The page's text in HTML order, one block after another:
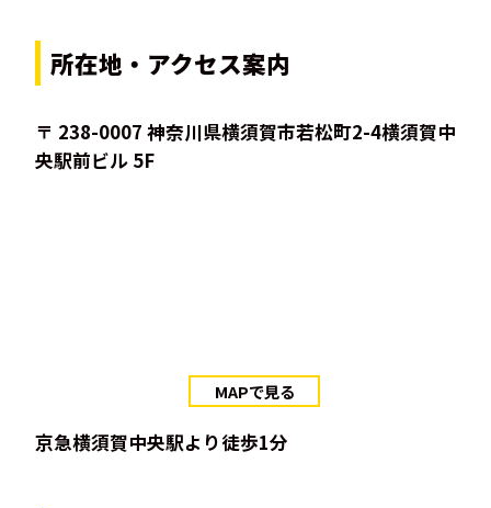
所在地・アクセス案内
〒 238-0007 神奈川県横須賀市若松町2-4横須賀中
央駅前ビル 5F
MAPで見る
京急横須賀中央駅より徒歩1分